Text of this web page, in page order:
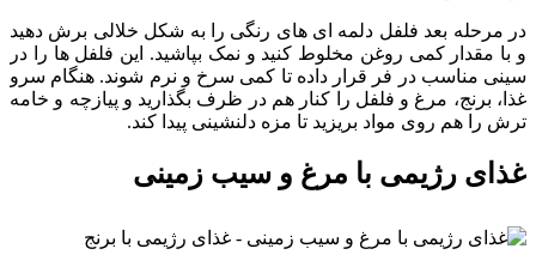
در مرحله بعد فلفل دلمه ای های رنگی را به شکل خلالی برش دهید
و با مقدار کمی روغن مخلوط کنید و نمک بپاشید. این فلفل ها را در
سینی مناسب در فر قرار داده تا کمی سرخ و نرم شوند. هنگام سرو
غذا، برنج، مرغ و فلفل را کنار هم در ظرف بگذارید و پیازچه و خامه
ترش را هم روی مواد بریزید تا مزه دلنشینی پیدا کند.
غذای رژیمی با مرغ و سیب زمینی